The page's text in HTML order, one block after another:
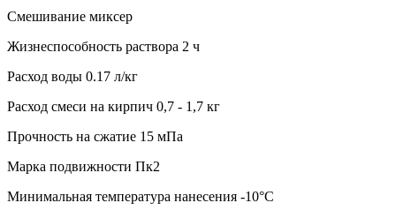
Смешивание миксер
Жизнеспособность раствора 2 ч
Расход воды 0.17 л/кг
Расход смеси на кирпич 0,7 - 1,7 кг
Прочность на сжатие 15 мПа
Марка подвижности Пк2
Минимальная температура нанесения -10°C